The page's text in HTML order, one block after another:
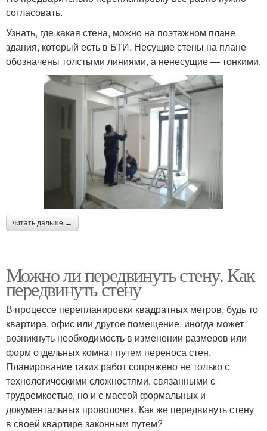
согласовать.
Узнать, где какая стена, можно на поэтажном плане
здания, который есть в БТИ. Несущие стены на плане
обозначены толстыми линиями, а ненесущие — тонкими.
читать дальше →
Можно ли передвинуть стену. Как
передвинуть стену
В процессе перепланировки квадратных метров, будь то
квартира, офис или другое помещение, иногда может
возникнуть необходимость в изменении размеров или
форм отдельных комнат путем переноса стен.
Планирование таких работ сопряжено не только с
технологическими сложностями, связанными с
трудоемкостью, но и с массой формальных и
документальных проволочек. Как же передвинуть стену
в своей квартире законным путем?